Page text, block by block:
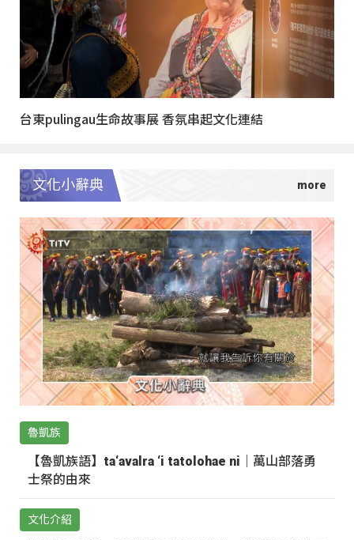
台東pulingau生命故事展 香氛串起文化連結
文化小辭典
魯凱族
【魯凱族語】ta‘avalra ‘i tatolohae ni｜萬山部落勇
士祭的由來
文化介紹